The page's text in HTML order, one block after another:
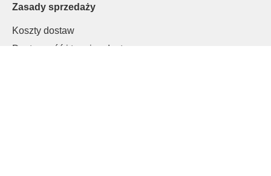
Zasady sprzedaży
Koszty dostaw
Dostępność i terminy dostaw